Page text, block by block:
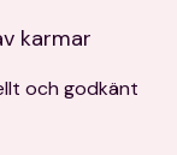
karmar
och godkänt